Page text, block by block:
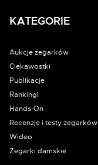
KATEGORIE
Aukcje zegarków
Ciekawostki
Publikacje
Rankingi
Hands-On
Recenzje i testy zegarków
Wideo
Zegarki damskie